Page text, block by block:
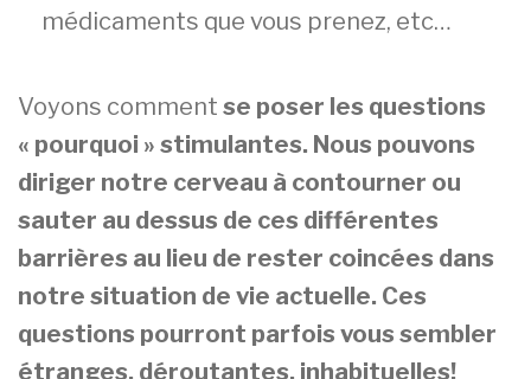
médicaments que vous prenez, etc…
Voyons comment se poser les questions
« pourquoi » stimulantes. Nous pouvons
diriger notre cerveau à contourner ou
sauter au dessus de ces différentes
barrières au lieu de rester coincées dans
notre situation de vie actuelle. Ces
questions pourront parfois vous sembler
étranges, déroutantes, inhabituelles!